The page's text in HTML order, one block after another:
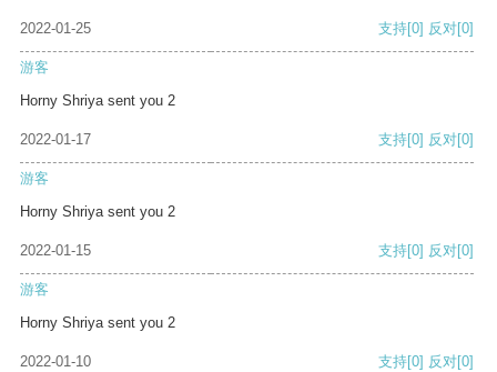
2022-01-25 支持[0] 反对[0]
游客
Horny Shriya sent you 2
2022-01-17 支持[0] 反对[0]
游客
Horny Shriya sent you 2
2022-01-15 支持[0] 反对[0]
游客
Horny Shriya sent you 2
2022-01-10 支持[0] 反对[0]